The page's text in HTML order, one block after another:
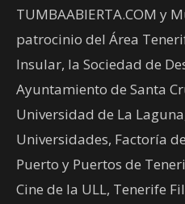
TUMBAABIERTA.COM y
patrocinio del Área
Insular, la Sociedad de
Ayuntamiento de Santa
Universidad de La
Universidades, Factoría
Puerto y Puertos de
Cine de la ULL, Tenerife